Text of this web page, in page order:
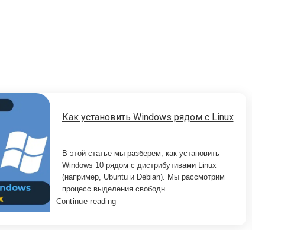
Как установить Windows рядом с Linux
В этой статье мы разберем, как установить
Windows 10 рядом с дистрибутивами Linux
(например, Ubuntu и Debian). Мы рассмотрим
процесс выделения свободн...
Continue reading